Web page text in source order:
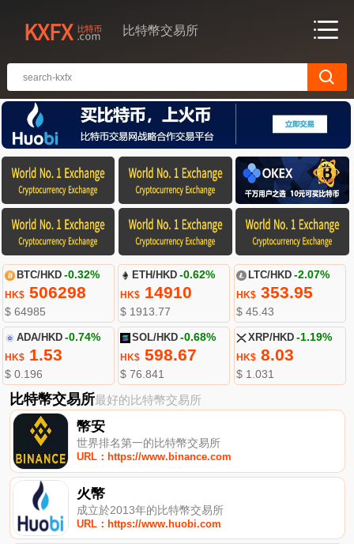
比特幣交易所
BTC/HKD -0.32%
HK$506298
$ 64985
ETH/HKD -0.62%
HK$ 14910
$ 1913.77
LTC/HKD -2.07%
HK$353.95
$ 45.43
ADA/HKD -0.74%
HK$1.53
$ 0.196
SOL/HKD -0.68%
HK$ 598.67
$ 76.841
XRP/HKD -1.19%
HK$8.03
$ 1.031
比特幣交易所最好的比特幣交易所
幣安
世界排名第一的比特幣交易所
URL：https://www.binance.com
火幣
成立於2013年的比特幣交易所
URL：https://www.huobi.com